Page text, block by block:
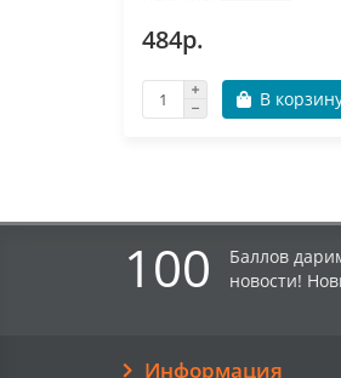
484р.
В
100
Баллов
новости!
Информация